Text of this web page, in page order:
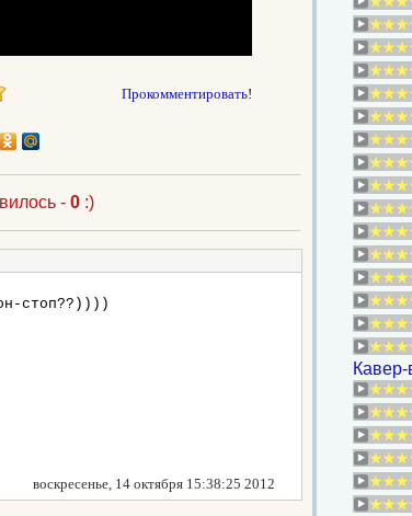
Прокомментировать!
- 0:)
стоп??))))
воскресенье, 14 октября 15:38:25 2012